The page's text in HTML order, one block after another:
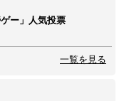
ー」人気投票
一覧を見る